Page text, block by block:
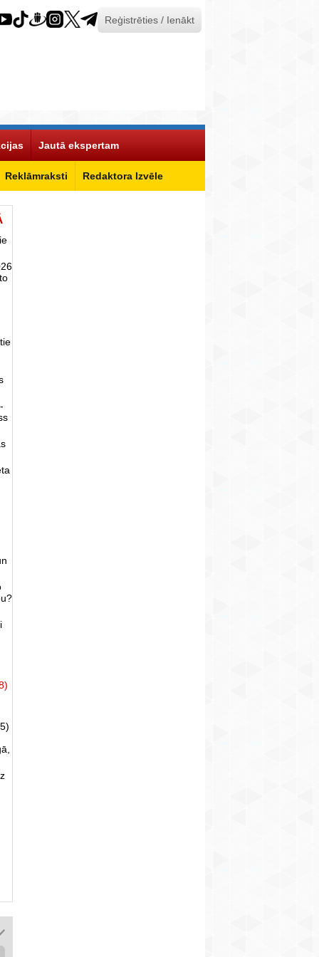
Reģistrēties / Ienākt
Reklāmraksti Redaktora Izvēle
Jautā ekspertam